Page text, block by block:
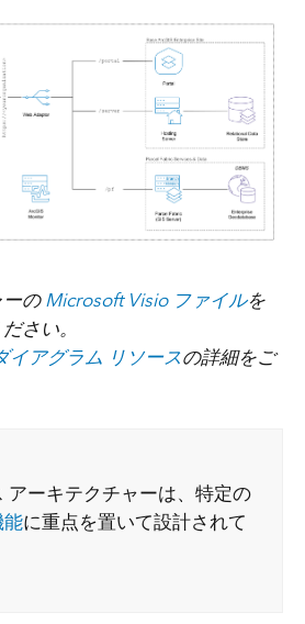
ーの Microsoft Visio ファイルを
さい。
イアグラム リソースの詳細をご
アーキテクチャーは、特定の
能に重点を置いて設計されて